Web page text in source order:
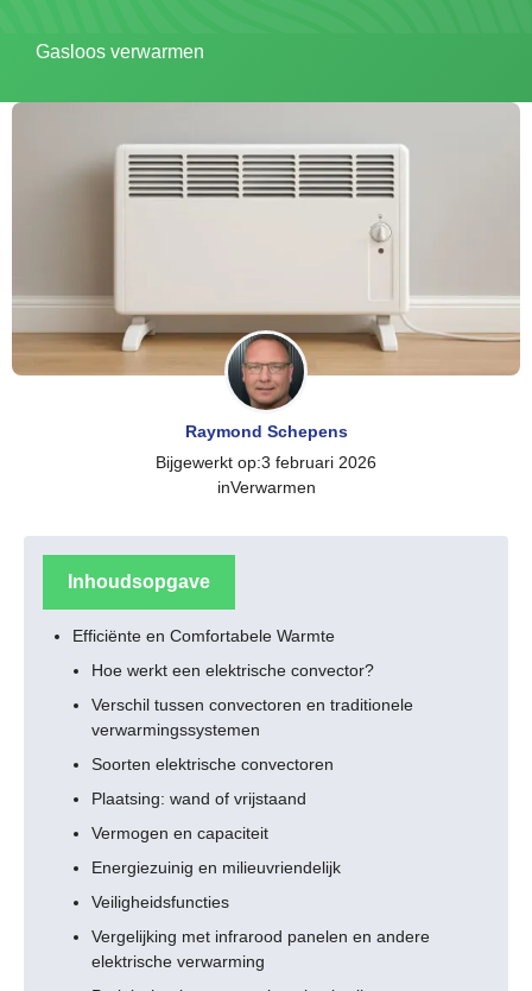
Gasloos verwarmen
Raymond Schepens
Bijgewerkt op:3 februari 2026
inVerwarmen
Inhoudsopgave
Efficiënte en Comfortabele Warmte
Hoe werkt een elektrische convector?
Verschil tussen convectoren en traditionele
verwarmingssystemen
Soorten elektrische convectoren
Plaatsing: wand of vrijstaand
Vermogen en capaciteit
Energiezuinig en milieuvriendelijk
Veiligheidsfuncties
Vergelijking met infrarood panelen en andere
elektrische verwarming